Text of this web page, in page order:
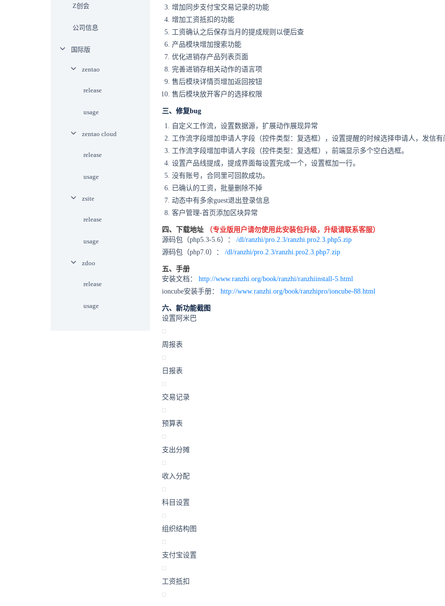
增加同步支付宝交易记录的功能
增加工资抵扣的功能
工资确认之后保存当月的提成规则以便后查
产品模块增加搜索功能
优化进销存产品列表页面
完善进销存相关动作的语言项
售后模块详情页增加返回按钮
售后模块放开客户的选择权限
三、修复bug
自定义工作流，设置数据源，扩展动作展现异常
工作流字段增加申请人字段（控件类型：复选框），设置提醒的时候选择申请人，发信有
工作流字段增加申请人字段（控件类型：复选框），前端显示多个空白选框。
设置产品线提成，提成界面每设置完成一个，设置框加一行。
没有账号，合同里可回款成功。
已确认的工资，批量删除不掉
动态中有多余guest退出登录信息
客户管理-首页添加区块异常
四、下载地址
（专业版用户请勿使用此安装包升级，升级请联系客服）
源码包（php5.3-5.6）： /dl/ranzhi/pro.2.3/ranzhi.pro2.3.php5.zip
源码包（php7.0）： /dl/ranzhi/pro.2.3/ranzhi.pro2.3.php7.zip
五、手册
安装文档： http://www.ranzhi.org/book/ranzhi/ranzhiinstall-5.html
ioncube安装手册： http://www.ranzhi.org/book/ranzhipro/ioncube-88.html
六、新功能截图
设置阿米巴
周报表
日报表
交易记录
预算表
支出分摊
收入分配
科目设置
组织结构图
支付宝设置
工资抵扣
Z创会
公司信息
国际版
zentao
release
usage
zentao cloud
release
usage
zsite
release
usage
zdoo
release
usage